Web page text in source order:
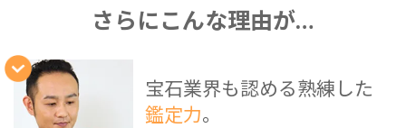
さらにこんな理由が…
宝石業界も認める熟練した
鑑定力。